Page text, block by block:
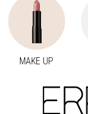
MAKE UP